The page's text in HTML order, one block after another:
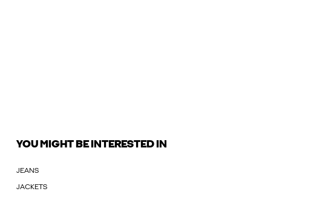
YOU MIGHT BE INTERESTED IN
JEANS
JACKETS